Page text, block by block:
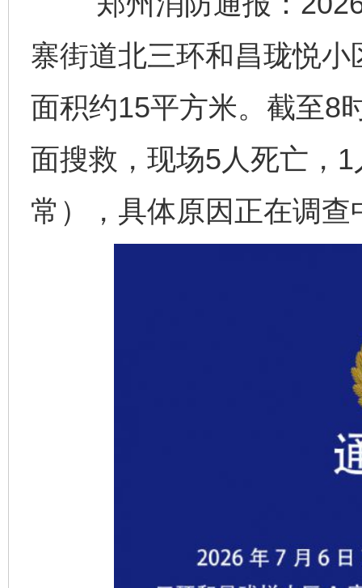
寨街道北三环和昌珑悦
面积约15平方米。截至8
面搜救，现场5人死亡，
常），具体原因正在调查